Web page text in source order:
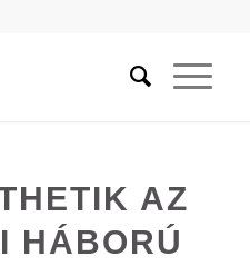
AZ
HÁBORÚ